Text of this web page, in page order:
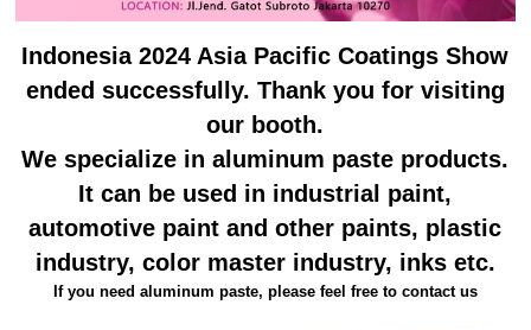
Indonesia 2024 Asia Pacific Coatings Show
ended successfully. Thank you for visiting
our booth.
We specialize in aluminum paste products.
It can be used in industrial paint,
automotive paint and other paints, plastic
industry, color master industry, inks etc.
If you need aluminum paste, please feel free to contact us